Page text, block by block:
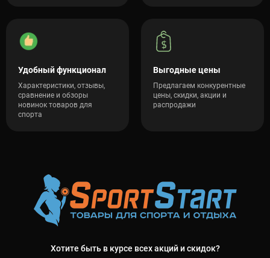
Удобный функционал
Характеристики, отзывы,
сравнение и обзоры
новинок товаров для
спорта
Выгодные цены
Предлагаем конкурентные
цены, скидки, акции и
распродажи
Хотите быть в курсе всех акций и скидок?